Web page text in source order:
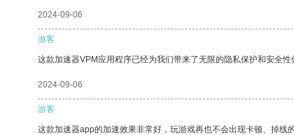
2024-09-06
游客
这款加速器VPM应用程序已经为我们带来了无限的隐私保护和安全性
2024-09-06
游客
这款加速器app的加速效果非常好，玩游戏再也不会出现卡顿、掉线